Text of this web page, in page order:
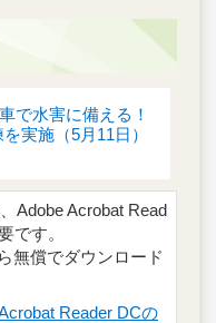
で水害に備える！
実施（5月11日）
Adobe Acrobat Read
です。
無償でダウンロード
Reader DCの